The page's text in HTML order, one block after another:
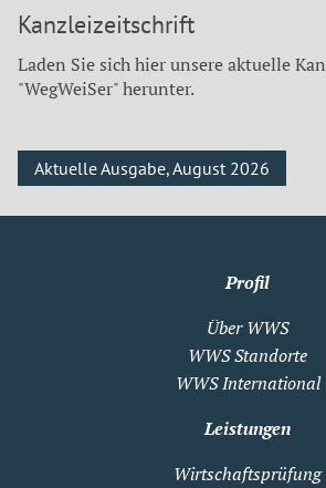
Kanzleizeitschrift
Laden Sie sich hier unsere aktuelle
"WegWeiSer" herunter.
Aktuelle Ausgabe, August 2026
Profil
Über WWS
WWS Standorte
WWS International
Leistungen
Wirtschaftsprüfung